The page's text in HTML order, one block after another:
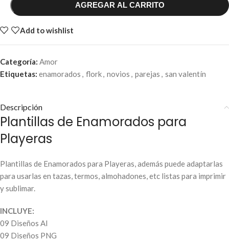
AGREGAR AL CARRITO
Add to wishlist
Categoría: Amor
Etiquetas: enamorados , flork, novios , parejas , san valentín
Descripción
Plantillas de Enamorados para
Playeras
Plantillas de Enamorados para Playeras, además puede adaptarlas
para usarlas en tazas, termos, almohadones, etc listas para imprimir
y sublimar.
INCLUYE:
09 Diseños AI
09 Diseños PNG